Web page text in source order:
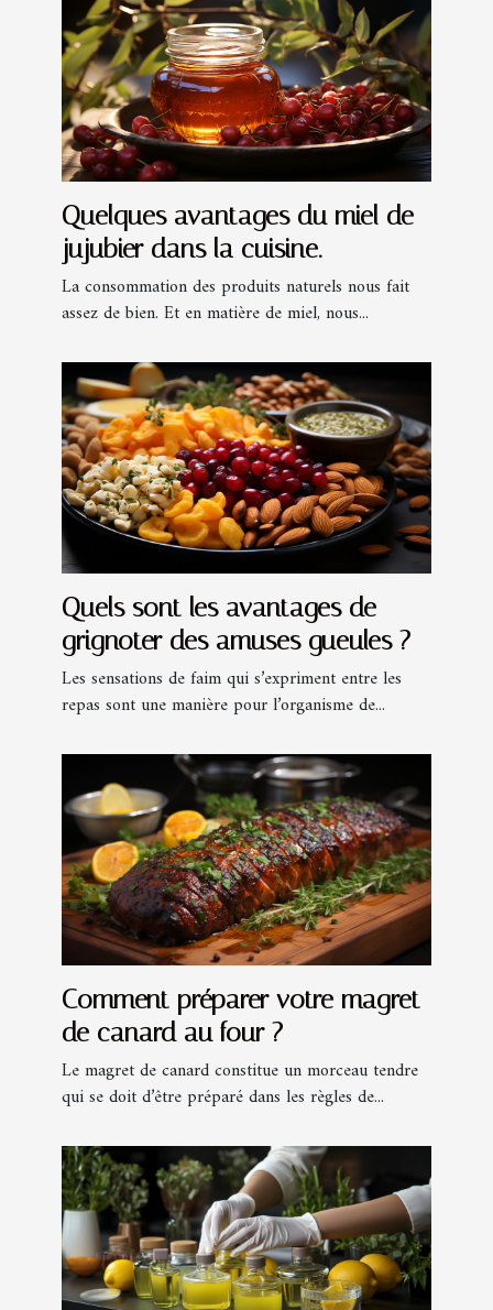
Quelques avantages du miel de
jujubier dans la cuisine.
La consommation des produits naturels nous fait
assez de bien. Et en matière de miel, nous...
Quels sont les avantages de
grignoter des amuses gueules ?
Les sensations de faim qui s’expriment entre les
repas sont une manière pour l’organisme de...
Comment préparer votre magret
de canard au four ?
Le magret de canard constitue un morceau tendre
qui se doit d’être préparé dans les règles de...